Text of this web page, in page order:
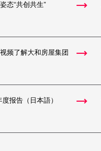
态“共创共生”
频了解大和房屋集团
度报告（日本語）